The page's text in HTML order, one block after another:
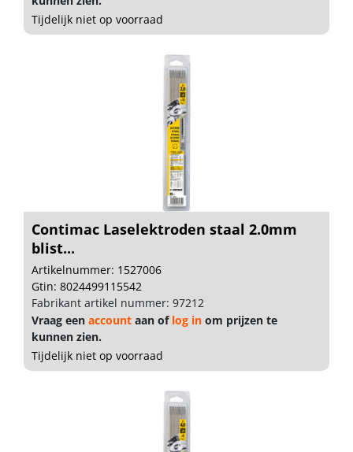
Tijdelijk niet op voorraad
Contimac Laselektroden staal 2.0mm
blist...
Artikelnummer: 1527006
Gtin: 8024499115542
Fabrikant artikel nummer: 97212
Vraag een account aan of log in om prijzen te
kunnen zien.
Tijdelijk niet op voorraad